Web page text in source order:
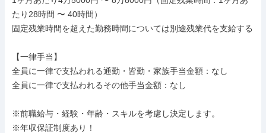
たり28時間 〜 40時間）
固定残業時間を超えた勤務時間については別途残業代を支給する
【一律手当】
全員に一律で支払われる通勤・皆勤・家族手当金額：なし
全員に一律で支払われるその他手当金額：なし
※前職給与・経験・年齢・スキルを考慮し決定します。
※年収保証制度あり！